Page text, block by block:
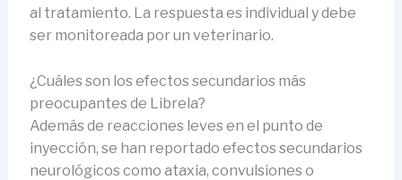
al tratamiento. La respuesta es individual y debe
ser monitoreada por un veterinario.
¿Cuáles son los efectos secundarios más
preocupantes de Librela?
Además de reacciones leves en el punto de
inyección, se han reportado efectos secundarios
neurológicos como ataxia, convulsiones o